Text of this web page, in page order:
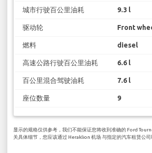
城市行驶百公里油耗 9.3 l
驱动轮 Front
燃料 diesel
高速公路行驶百公里油耗 6.6 l
百公里混合驾驶油耗 7.6 l
座位数量 9
显示的规格仅供参考，我们不能保证您将收到准确的 Ford
关具体细节，您应该通过 Heraklion 机场 与指定的汽车租赁公司